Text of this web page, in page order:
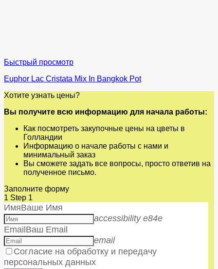
Быстрый просмотр
Euphor Lac Cristata Mix In Bangkok Pot
Хотите узнать цены?
Вы получите всю информацию для начала работы:
Как посмотреть закупочные цены на цветы в
Голландии
Информацию о начале работы с нами и
минимальный заказ
Вы сможете задать все вопросы, просто ответив на
полученное письмо.
Заполните форму
1 Step 1
ИмяВаше Имя
accessibility e84e
EmailВаш Email
email
Согласие на обработку и передачу
персональных данных